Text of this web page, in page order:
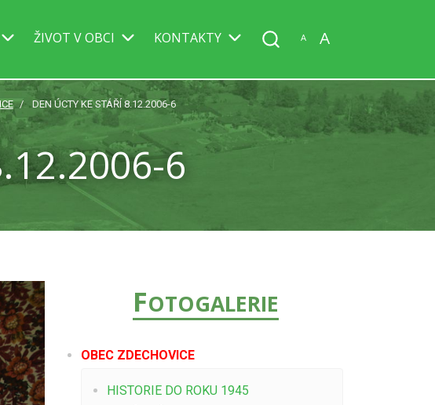
ŽIVOT V OBCI KONTAKTY A A
DEN ÚCTY KE STÁŘÍ 8.12.2006-6
6
FOTOGALERIE
OBEC ZDECHOVICE
HISTORIE DO ROKU 1945